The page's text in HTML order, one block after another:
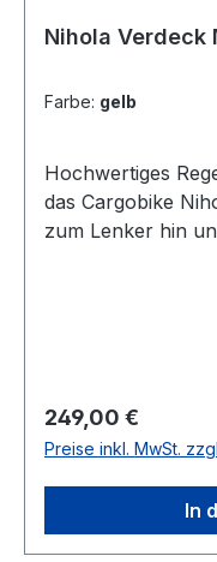
Nihola Verdeck
Farbe: gelb
Hochwertiges
das Cargobike
zum Lenker hin
Dach noch einmal
jetzt um einiges
Ausbleichen
geschützt. Die
Daches an der
bitte separat
Regulärer Preis:
249,00 €
Preise inkl. MwSt.
In